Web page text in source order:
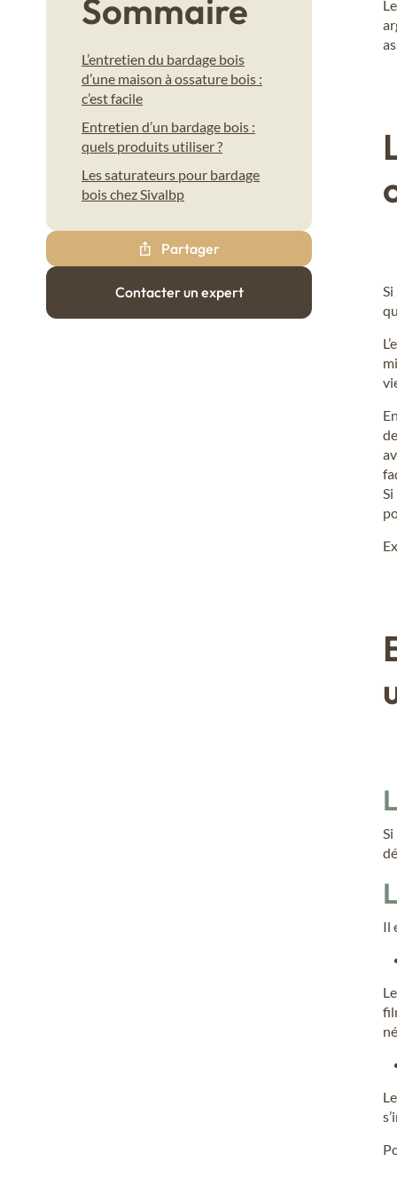
Sommaire
L’entretien du bardage bois
d’une maison à ossature bois :
c’est facile
Entretien d’un bardage bois :
quels produits utiliser ?
Les saturateurs pour bardage
bois chez Sivalbp
Partager
Contacter un expert
Il